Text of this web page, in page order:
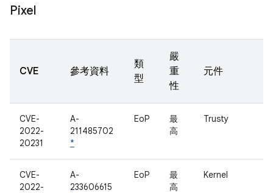
Pixel
CVE 參考資料
類
型
嚴
重
性
元件
CVE-
2022-
20231
A-
211485702
*
EoP
最
高
Trusty
CVE-
2022-
A-
233606615
EoP
最
高
Kernel